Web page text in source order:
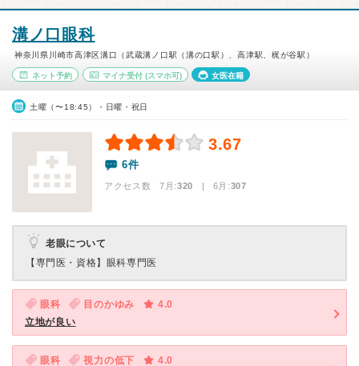
溝ノ口眼科
神奈川県川崎市高津区溝口（武蔵溝ノ口駅（溝の口駅）、高津駅、梶が谷駅）
ネット予約 マイナ受付(スマホ可) 女医在籍
土曜（〜18:45）・日曜・祝日
3.67
6件
アクセス数 7月:320 | 6月:307
老眼について
【専門医・資格】 眼科専門医
眼科 目のかゆみ
4.0
立地が良い
眼科 視力の低下
4.0